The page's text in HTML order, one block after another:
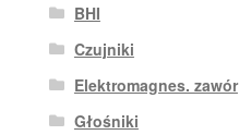
BHI
Czujniki
Elektromagnes. zawór
Głośniki